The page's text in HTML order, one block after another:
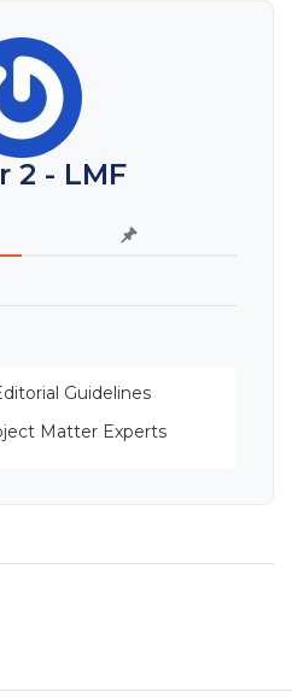
2 - LMF
Guidelines
Matter Experts